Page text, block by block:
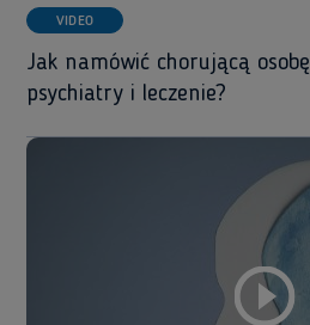
VIDEO
Jak namówić chorującą
psychiatry i leczenie?